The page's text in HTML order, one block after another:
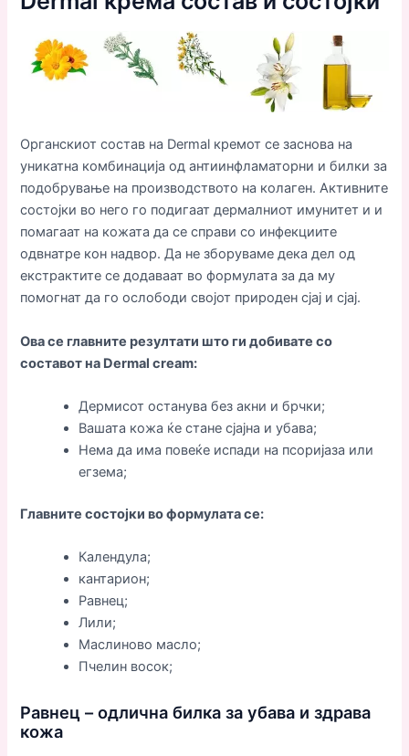
Органскиот состав на Dermal кремот се заснова на
уникатна комбинација од антиинфламаторни и билки за
подобрување на производството на колаген. Активните
состојки во него го подигаат дермалниот имунитет и и
помагаат на кожата да се справи со инфекциите
одвнатре кон надвор. Да не зборуваме дека дел од
екстрактите се додаваат во формулата за да му
помогнат да го ослободи својот природен сјај и сјај.
Ова се главните резултати што ги добивате со
составот на Dermal cream:
Дермисот останува без акни и брчки;
Вашата кожа ќе стане сјајна и убава;
Нема да има повеќе испади на псоријаза или
егзема;
Главните состојки во формулата се:
Календула;
кантарион;
Равнец;
Лили;
Маслиново масло;
Пчелин восок;
Равнец – одлична билка за убава и здрава
кожа